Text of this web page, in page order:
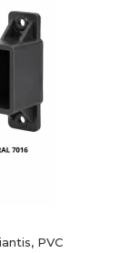
PVC